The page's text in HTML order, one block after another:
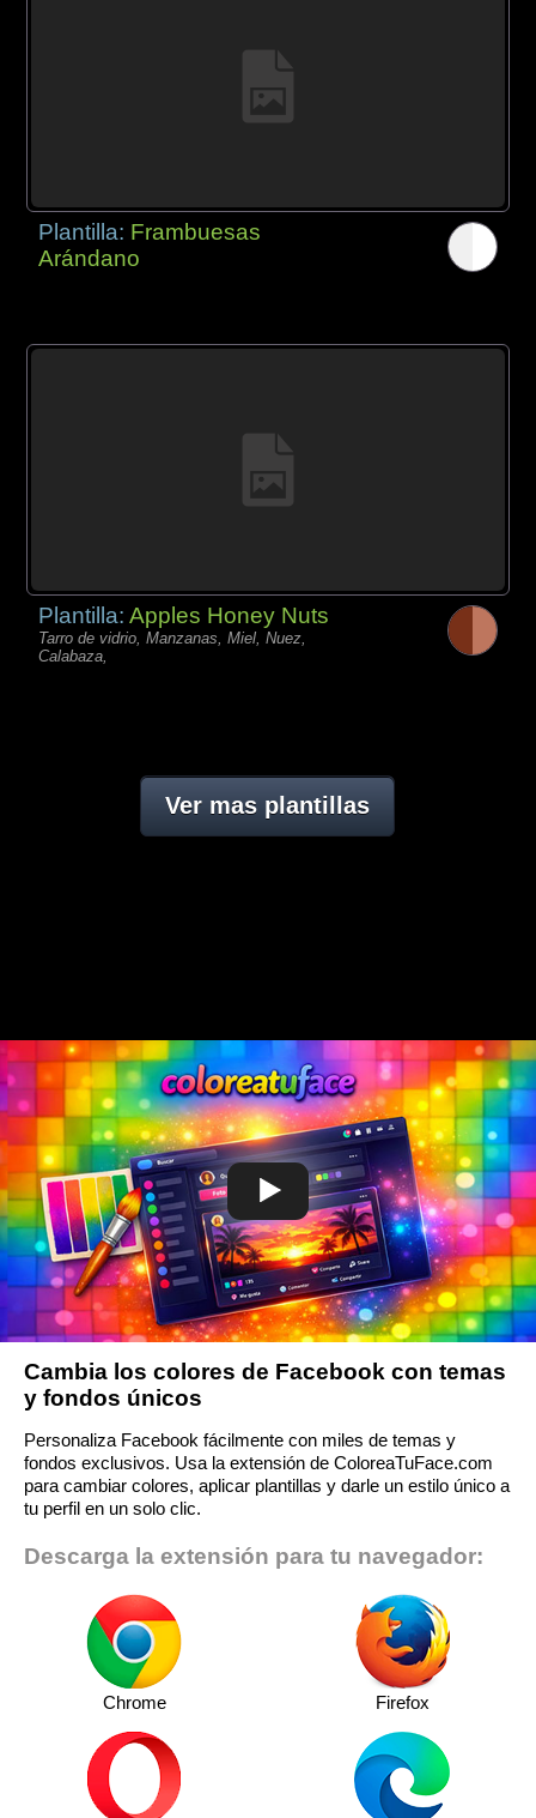
Plantilla: Frambuesas
Arándano
Plantilla:Apples Honey Nuts
Tarro de vidrio, Manzanas, Miel, Nuez,
Calabaza,
Ver mas plantillas
Cambia los colores de Facebook con temas
y fondos únicos
Personaliza Facebook fácilmente con miles de temas y
fondos exclusivos. Usa la extensión de ColoreaTuFace.com
para cambiar colores, aplicar plantillas y darle un estilo único a
tu perfil en un solo clic.
Descarga la extensión para tu navegador:
Chrome Firefox